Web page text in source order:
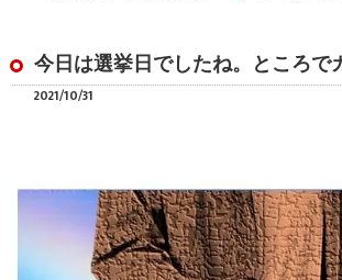
今日は選挙日でしたね。ところで
2021/10/31